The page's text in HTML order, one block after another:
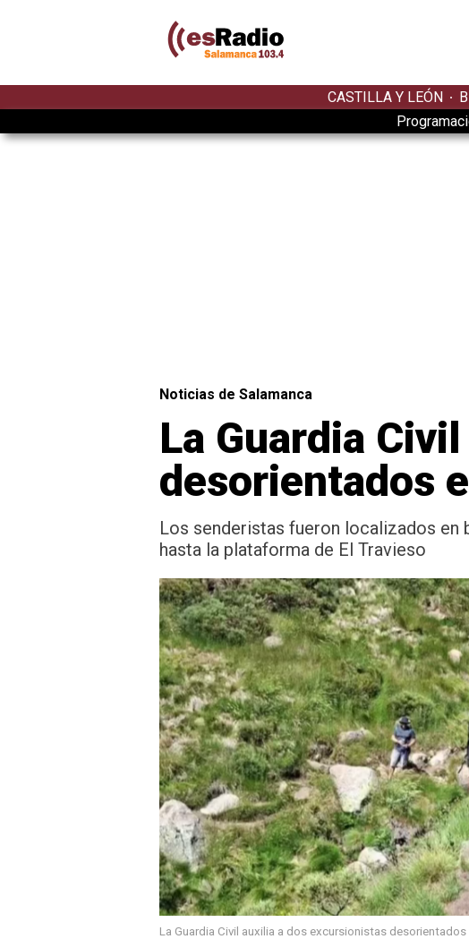
CASTILLA Y LEÓN
Noticias de Salamanca
La Guardia
desorientados
Los senderistas fueron localizados en
hasta la plataforma de El Travieso
La Guardia Civil auxilia a dos excursionistas desorientados